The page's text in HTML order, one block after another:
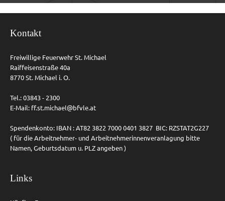
Kontakt
Freiwillige Feuerwehr St. Michael
Raiffeisenstraße 40a
8770 St. Michael i. O.
Tel.: 03843 - 2300
E-Mail: ff.st.michael@bfvle.at
Spendenkonto: IBAN : AT82 3822 7000 0401 3827 BIC: RZSTAT2G227
( für die Arbeitnehmer- und Arbeitnehmerinnenveranlagung bitte
Namen, Geburtsdatum u. PLZ angeben )
Links